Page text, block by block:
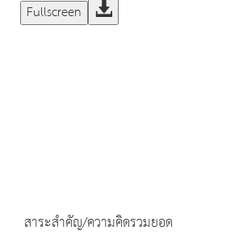
Fullscreen
สาระสำคัญ/ความคิดรวมยอด